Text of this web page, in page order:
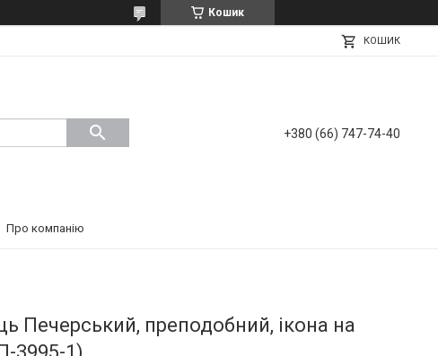
Кошик
КОШИК
+380 (66) 747-74-40
Про компанію
Печерський, преподобний, ікона на